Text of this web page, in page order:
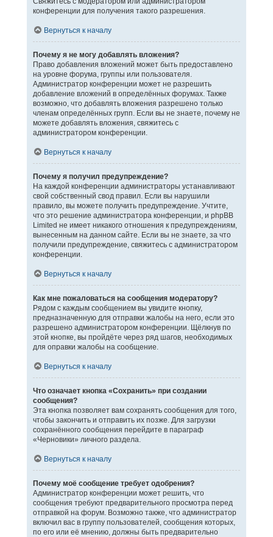
конференции для получения такого разрешения.
Вернуться к началу
Почему я не могу добавлять вложения?
Право добавления вложений может быть предоставлено
на уровне форума, группы или пользователя.
Администратор конференции может не разрешить
добавление вложений в определённых форумах. Также
возможно, что добавлять вложения разрешено только
членам определённых групп. Если вы не знаете, почему не
можете добавлять вложения, свяжитесь с
администратором конференции.
Вернуться к началу
Почему я получил предупреждение?
На каждой конференции администраторы устанавливают
свой собственный свод правил. Если вы нарушили
правило, вы можете получить предупреждение. Учтите,
что это решение администратора конференции, и phpBB
Limited не имеет никакого отношения к предупреждениям,
вынесенным на данном сайте. Если вы не знаете, за что
получили предупреждение, свяжитесь с администратором
конференции.
Вернуться к началу
Как мне пожаловаться на сообщения модератору?
Рядом с каждым сообщением вы увидите кнопку,
предназначенную для отправки жалобы на него, если это
разрешено администратором конференции. Щёлкнув по
этой кнопке, вы пройдёте через ряд шагов, необходимых
для оправки жалобы на сообщение.
Вернуться к началу
Что означает кнопка «Сохранить» при создании
сообщения?
Эта кнопка позволяет вам сохранять сообщения для того,
чтобы закончить и отправить их позже. Для загрузки
сохранённого сообщения перейдите в параграф
«Черновики» личного раздела.
Вернуться к началу
Почему моё сообщение требует одобрения?
Администратор конференции может решить, что
сообщения требуют предварительного просмотра перед
отправкой на форум. Возможно также, что администратор
включил вас в группу пользователей, сообщения которых,
по его или её мнению, должны быть предварительно